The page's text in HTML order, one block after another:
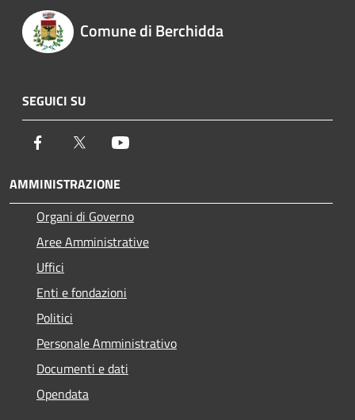
Comune di Berchidda
SEGUICI SU
Facebook Twitter
AMMINISTRAZIONE
Organi di Governo
Aree Amministrative
Uffici
Enti e fondazioni
Politici
Personale Amministrativo
Documenti e dati
Opendata